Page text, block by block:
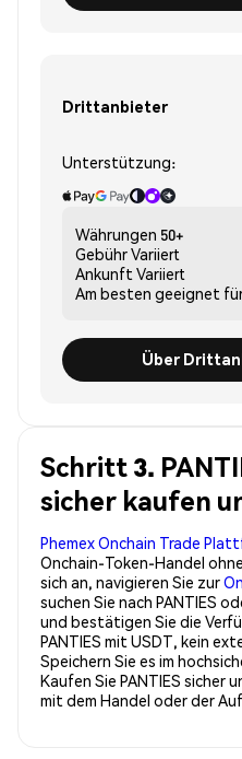
Drittanbieter
Unterstützung:
Währungen 50+
GebührVariiert
Ankunft Variiert
Am besten geeignet
Über
Schritt 3.
sicher kaufen
Phemex Onchain Trade
Onchain-Token-Handel
sich an, navigieren Sie zur
suchen Sie nach PANTIES
und bestätigen Sie die
PANTIES mit USDT, kein
Speichern Sie es im
Kaufen Sie PANTIES sicher
mit dem Handel oder der